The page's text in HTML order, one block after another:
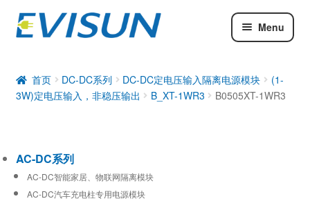
Menu
DC-DC系列
工业通信模块
首页 DC-DC系列 DC-DC定电压输入隔离电源模块
(1-
3W)定电压输入，非稳压输出
B_XT-1WR3 B0505XT-1WR3
AC-DC系列
AC-DC智能家居、物联网隔离模块
AC-DC汽车充电柱专用电源模块